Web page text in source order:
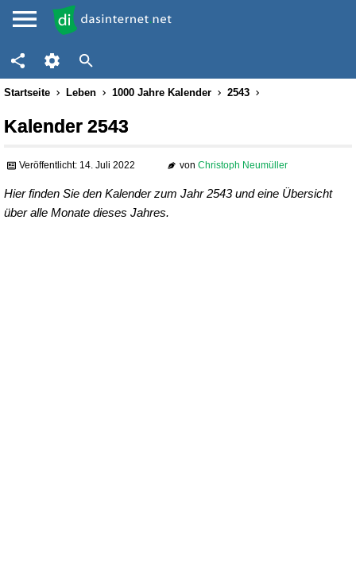
Startseite Leben 1000 Jahre Kalender 2543
Kalender 2543
Veröffentlicht: 14. Juli 2022 von Christoph Neumüller
Hier finden Sie den Kalender zum Jahr 2543 und eine Übersicht
über alle Monate dieses Jahres.